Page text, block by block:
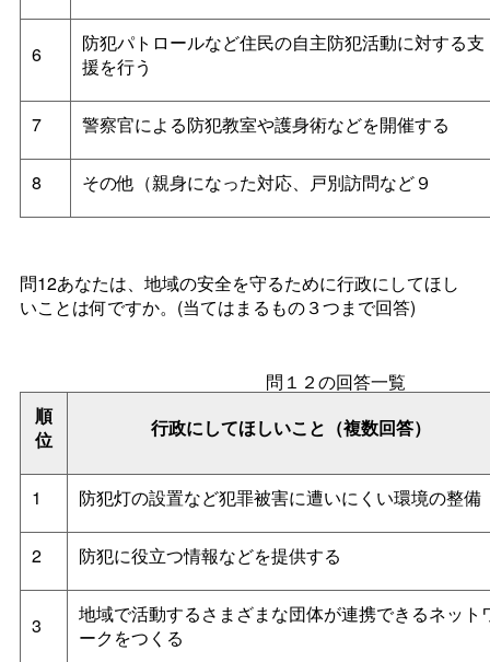
6
防犯パトロールなど住民の自主防犯活動に対する支
援を行う
7 警察官による防犯教室や護身術などを開催する
8 その他（親身になった対応、戸別訪問など９
問12あなたは、地域の安全を守るために行政にしてほし
いことは何ですか。(当てはまるもの３つまで回答)
順
位
行政にしてほしいこと（複数回答）
問１２の回答一覧
1 防犯灯の設置など犯罪被害に遭いにくい環境の整備
2 防犯に役立つ情報などを提供する
3
地域で活動するさまざまな団体が連携できるネット
ークをつくる